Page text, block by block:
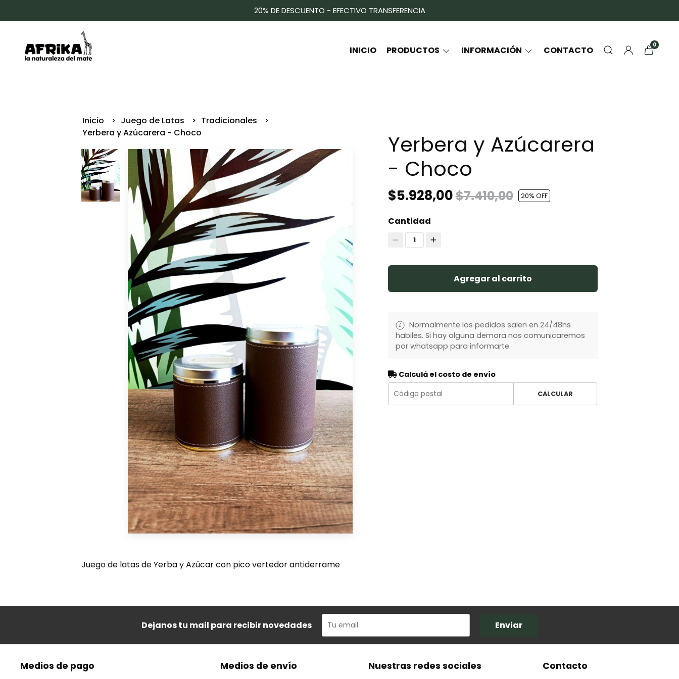
20% DE DESCUENTO - EFECTIVO TRANSFERENCIA
INICIO PRODUCTOS INFORMACIÓN CONTACTO 0
Inicio Juego de Latas
Tradicionales
Yerbera y Azúcarera - Choco
Juego de latas de Yerba y Azúcar con pico vertedor antiderrame
Yerbera y Azúcarera
- Choco
$5.928,00$7.410,00 20% OFF
Cantidad
1
Agregar al carrito
Normalmente los pedidos salen en 24/48hs
habiles. Si hay alguna demora nos comunicaremos
por whatsapp para informarte.
Calculá el costo de envío
CALCULAR
Dejanos tu mail para recibir novedades Enviar
Medios de pago Medios de envío Nuestras redes sociales Contacto